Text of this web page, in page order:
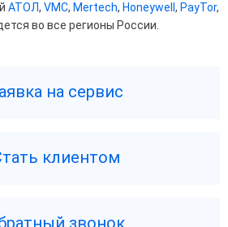
АТОЛ, VMC, Mertech, Honeywell , PayTor,
во все регионы России.
на сервис
клиентом